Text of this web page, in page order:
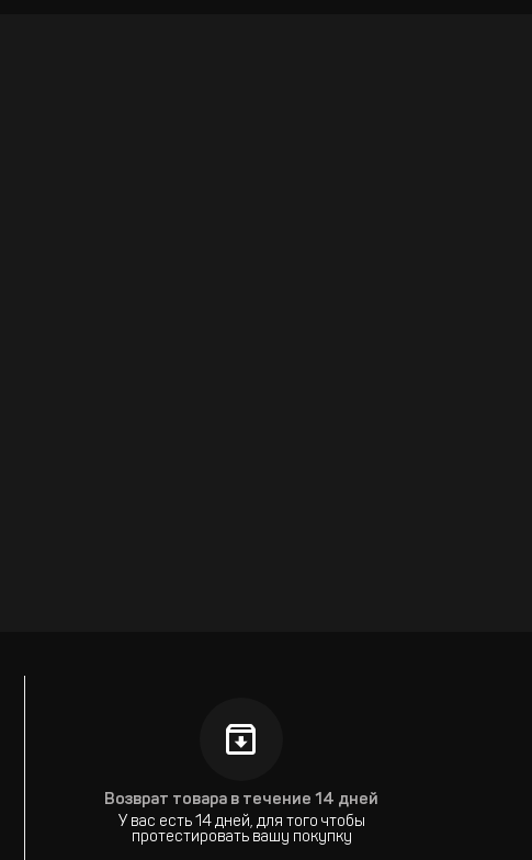
Возврат товара в течение 14 дней
У вас есть 14 дней, для того чтобы
протестировать вашу покупку